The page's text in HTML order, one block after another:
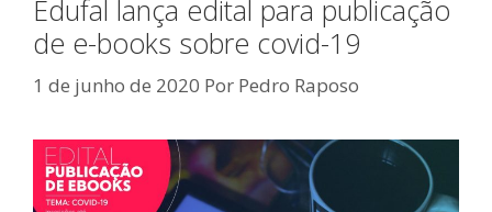
Edufal lança edital para publicação
de e-books sobre covid-19
1 de junho de 2020 Por Pedro Raposo